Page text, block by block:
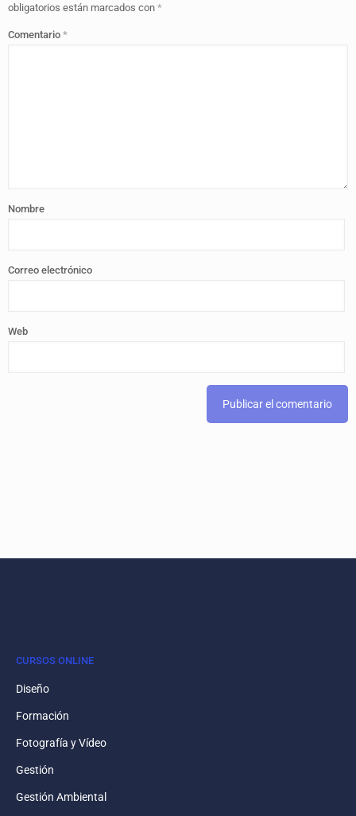
obligatorios están marcados con *
Comentario *
Nombre
Correo electrónico
Web
CURSOS ONLINE
Diseño
Formación
Fotografía y Vídeo
Gestión
Gestión Ambiental